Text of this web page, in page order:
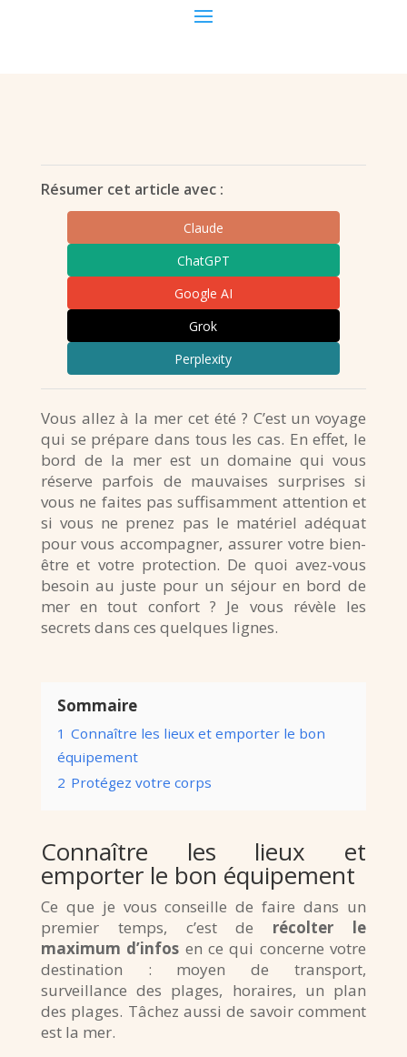
Résumer cet article avec :
Claude
ChatGPT
Google AI
Grok
Perplexity
Vous allez à la mer cet été ? C’est un voyage
qui se prépare dans tous les cas. En effet, le
bord de la mer est un domaine qui vous
réserve parfois de mauvaises surprises si
vous ne faites pas suffisamment attention et
si vous ne prenez pas le matériel adéquat
pour vous accompagner, assurer votre bien-
être et votre protection. De quoi avez-vous
besoin au juste pour un séjour en bord de
mer en tout confort ? Je vous révèle les
secrets dans ces quelques lignes.
Sommaire
1 Connaître les lieux et emporter le bon
équipement
2 Protégez votre corps
Connaître les lieux et
emporter le bon équipement
Ce que je vous conseille de faire dans un
premier temps, c’est de récolter le
maximum d’infos en ce qui concerne votre
destination : moyen de transport,
surveillance des plages, horaires, un plan
des plages. Tâchez aussi de savoir comment
est la mer.